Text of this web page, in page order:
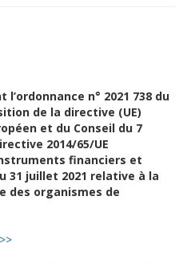
n° 2021 738 du
de la directive (UE)
et du Conseil du 7
2014/65/UE
financiers et
31 juillet 2021 relative à la
organismes de